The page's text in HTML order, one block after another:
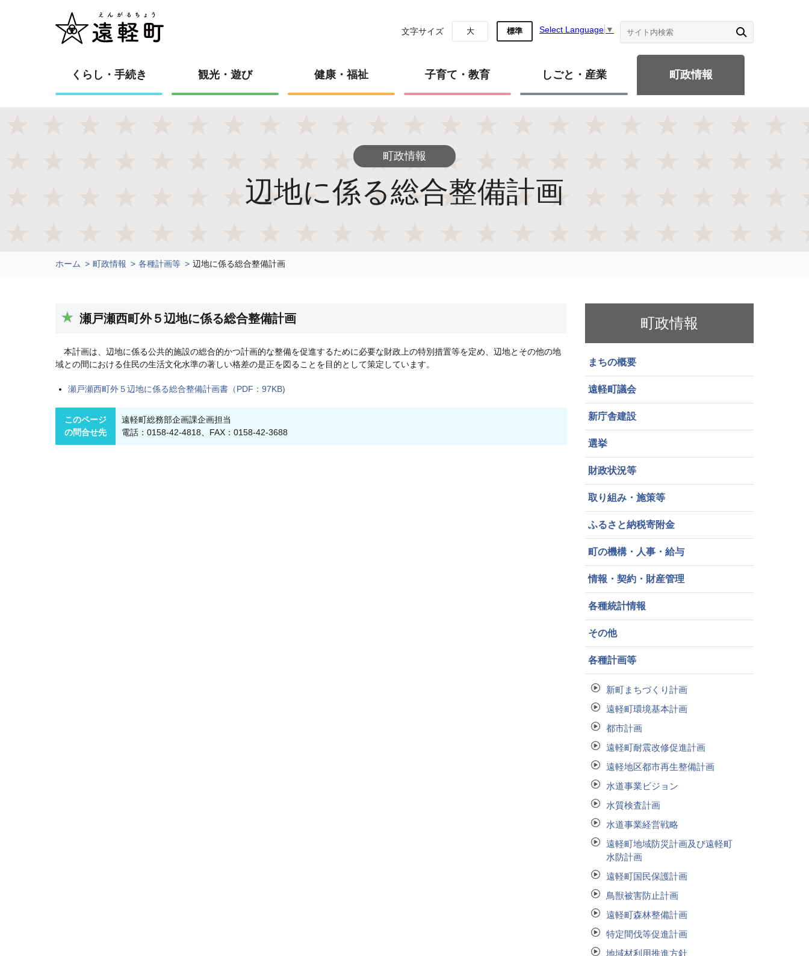
文字サイズ 大 標準 Select Language ▼
くらし・手続き 観光・遊び 健康・福祉 子育て・教育 しごと・産業 町政情報
町政情報
辺地に係る総合整備計画
ホーム 町政情報 各種計画等 辺地に係る総合整備計画
瀬戸瀬西町外５辺地に係る総合整備計画
本計画は、辺地に係る公共的施設の総合的かつ計画的な整備を促進するために必要な財政上の特別措置等を定め、辺地とその他の地
域との間における住民の生活文化水準の著しい格差の是正を図ることを目的として策定しています。
瀬戸瀬西町外５辺地に係る総合整備計画書（PDF：97KB)
このページ
の問合せ先
遠軽町総務部企画課企画担当
電話：0158-42-4818、FAX：0158-42-3688
町政情報
まちの概要
遠軽町議会
新庁舎建設
選挙
財政状況等
取り組み・施策等
ふるさと納税寄附金
町の機構・人事・給与
情報・契約・財産管理
各種統計情報
その他
各種計画等
新町まちづくり計画
遠軽町環境基本計画
都市計画
遠軽町耐震改修促進計画
遠軽地区都市再生整備計画
水道事業ビジョン
水質検査計画
水道事業経営戦略
遠軽町地域防災計画及び遠軽町
水防計画
遠軽町国民保護計画
鳥獣被害防止計画
遠軽町森林整備計画
特定間伐等促進計画
地域材利用推進方針